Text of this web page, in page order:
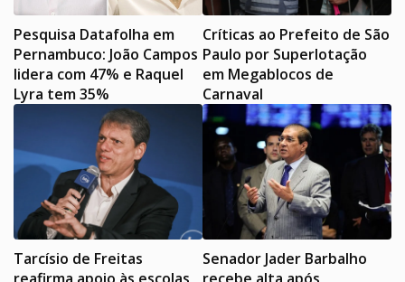
Pesquisa Datafolha em
Pernambuco: João Campos
lidera com 47% e Raquel
Lyra tem 35%
Críticas ao Prefeito de São
Paulo por Superlotação
em Megablocos de
Carnaval
Tarcísio de Freitas
Senador Jader Barbalho